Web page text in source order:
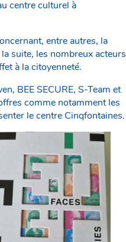
centre culturel à
entre autres, la
suite, les nombreux acteurs
à la citoyenneté.
BEE SECURE, S-Team et
comme notamment les
le centre Cinqfontaines.